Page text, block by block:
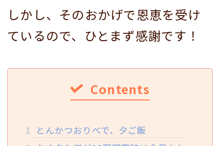
しかし、そのおかげで恩恵を受け
ているので、ひとまず感謝です！
Contents
1 とんかつおりべで、夕ご飯